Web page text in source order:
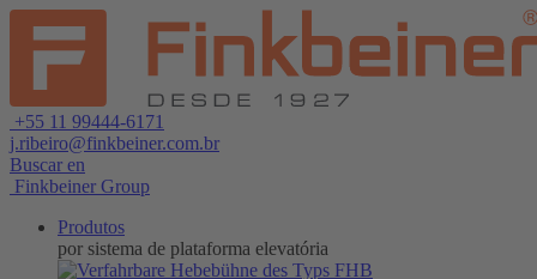
+55 11 99444-6171
j.ribeiro@finkbeiner.com.br
Buscar en
Finkbeiner Group
Produtos
por sistema de plataforma elevatória